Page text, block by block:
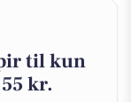
til kun
kr.